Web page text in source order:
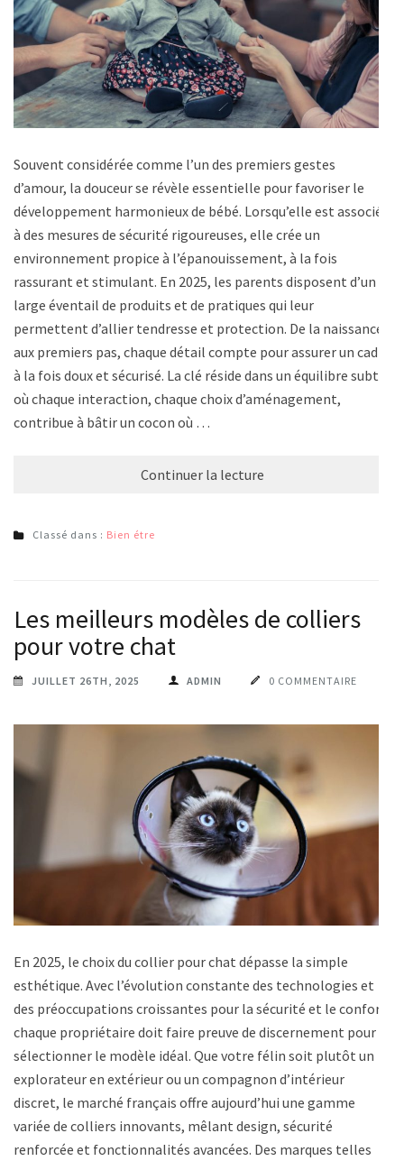
Souvent considérée comme l’un des premiers gestes
d’amour, la douceur se révèle essentielle pour favoriser le
développement harmonieux de bébé. Lorsqu’elle est associée
à des mesures de sécurité rigoureuses, elle crée un
environnement propice à l’épanouissement, à la fois
rassurant et stimulant. En 2025, les parents disposent d’un
large éventail de produits et de pratiques qui leur
permettent d’allier tendresse et protection. De la naissance
aux premiers pas, chaque détail compte pour assurer un cadre
à la fois doux et sécurisé. La clé réside dans un équilibre subtil,
où chaque interaction, chaque choix d’aménagement,
contribue à bâtir un cocon où …
Continuer la lecture
Classé dans : Bien étre
Les meilleurs modèles de colliers
pour votre chat
JUILLET 26TH, 2025 ADMIN 0 COMMENTAIRE
En 2025, le choix du collier pour chat dépasse la simple
esthétique. Avec l’évolution constante des technologies et
des préoccupations croissantes pour la sécurité et le confort,
chaque propriétaire doit faire preuve de discernement pour
sélectionner le modèle idéal. Que votre félin soit plutôt un
explorateur en extérieur ou un compagnon d’intérieur
discret, le marché français offre aujourd’hui une gamme
variée de colliers innovants, mêlant design, sécurité
renforcée et fonctionnalités avancées. Des marques telles